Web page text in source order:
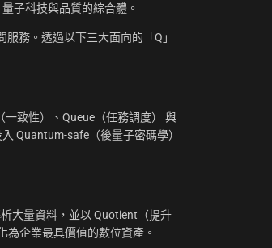
子科技與品質的綜合體。
務。透過以下三大面向的「Q」
致性）、Queue（任務調度） 與
Quantum-safe（後量子密碼學）
大量資料，並以 Quotient（提升
為企業最具價值的數位資產。